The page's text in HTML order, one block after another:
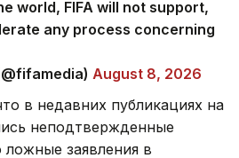
any process concerning
August 8, 2026
в недавних публикациях на
неподтвержденные
заявления в